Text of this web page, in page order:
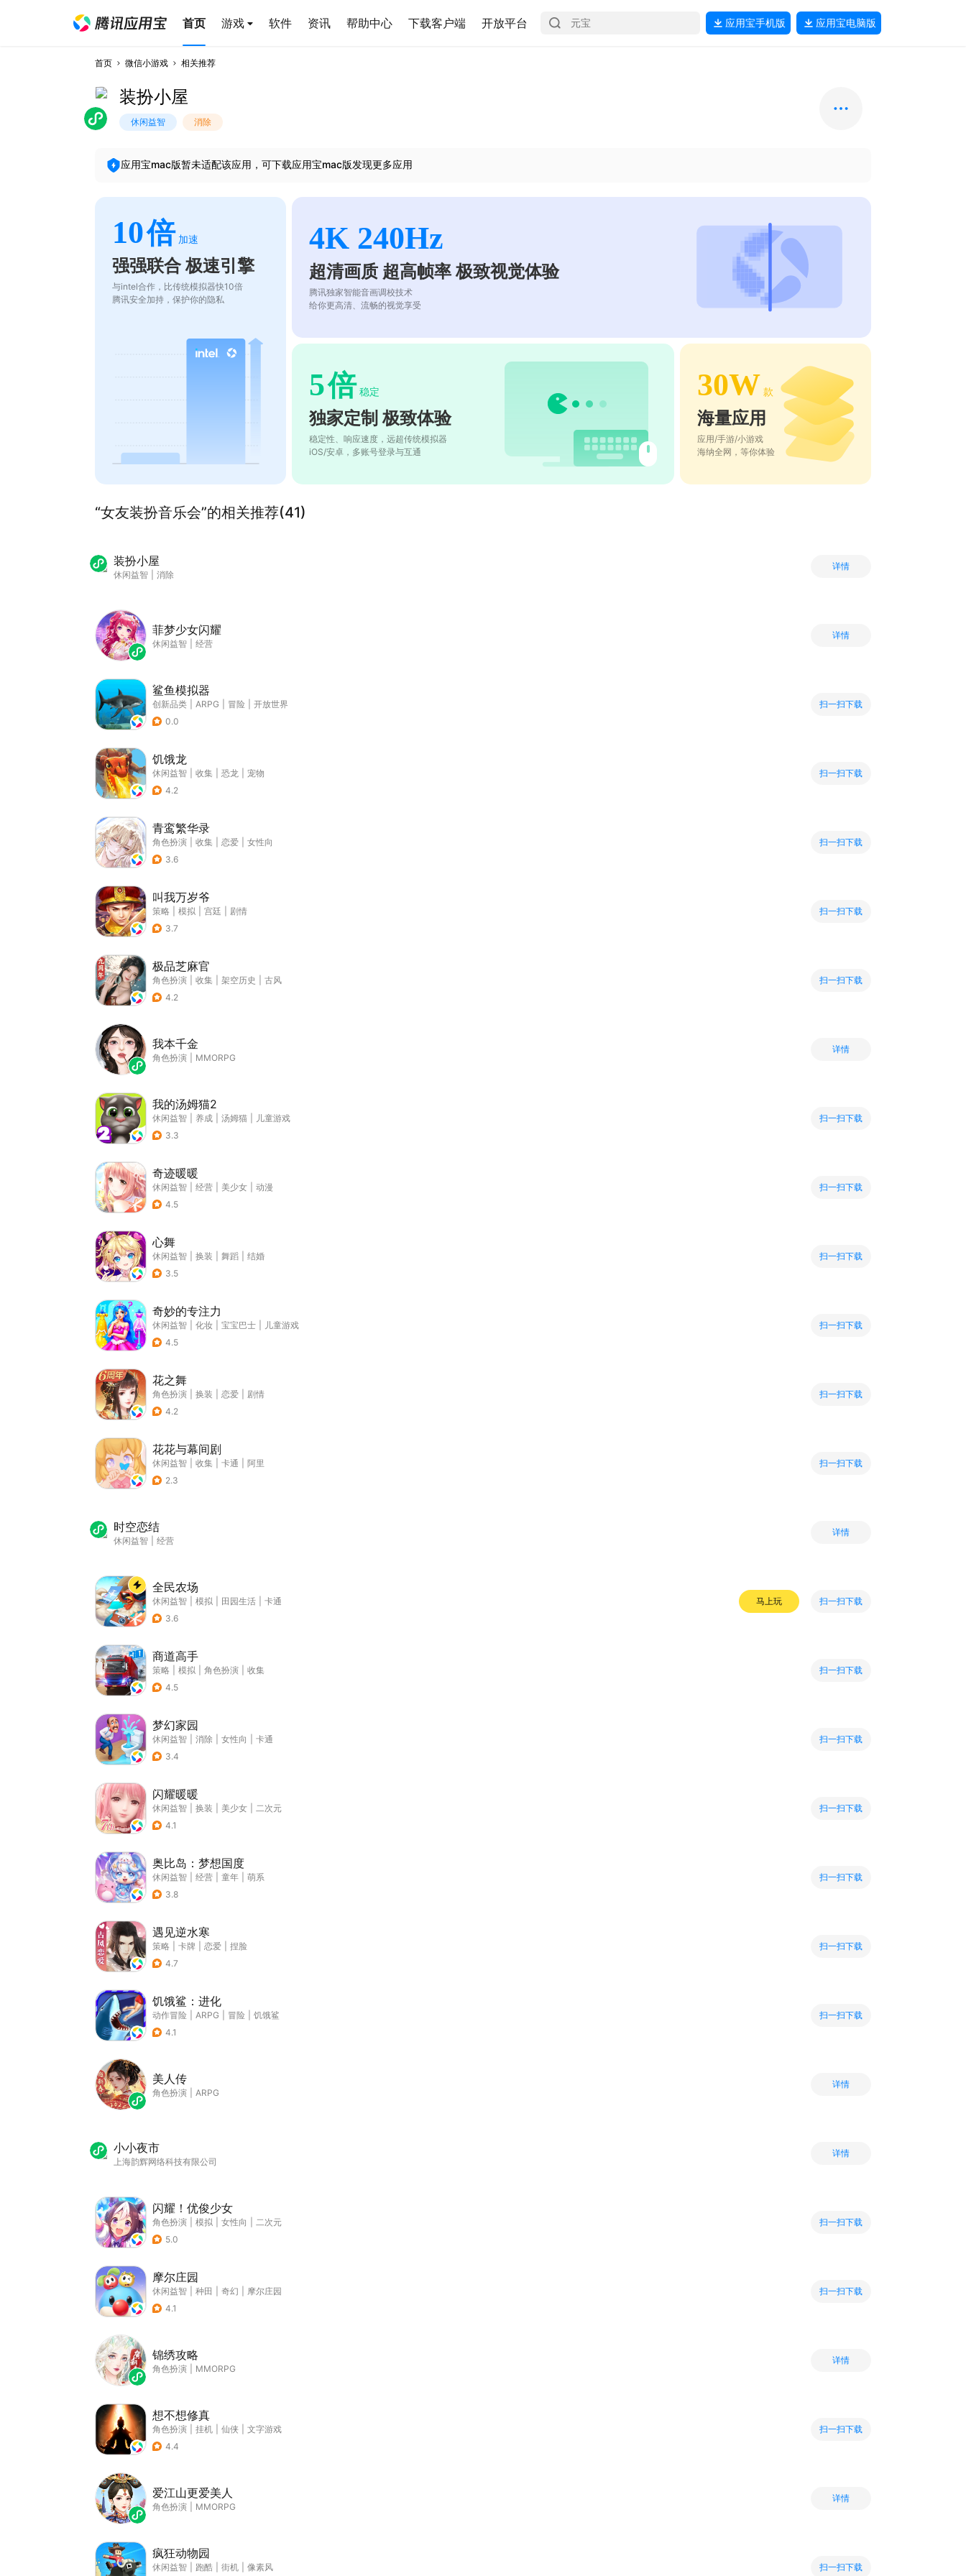
首页 游戏 软件 资讯 帮助中心 下载客户端 开放平台 应用宝手机版 应用宝电脑版
首页 微信小游戏 相关推荐
装扮小屋
休闲益智 消除
应用宝mac版暂未适配该应用，可下载应用宝mac版发现更多应用
10倍 加速
强强联合 极速引擎
与intel合作，比传统模拟器快10倍
腾讯安全加持，保护你的隐私
4K 240Hz
超清画质 超高帧率 极致视觉体验
腾讯独家智能音画调校技术
给你更高清、流畅的视觉享受
5倍 稳定
独家定制 极致体验
稳定性、响应速度，远超传统模拟器
iOS/安卓，多账号登录与互通
30W 款
海量应用
应用/手游/小游戏
海纳全网，等你体验
“女友装扮音乐会”的相关推荐(41)
装扮小屋
休闲益智 消除
详情
菲梦少女闪耀
休闲益智 经营
详情
鲨鱼模拟器
创新品类 ARPG 冒险
开放世界
0.0
扫一扫下载
饥饿龙
休闲益智 收集 恐龙
宠物
4.2
扫一扫下载
青鸾繁华录
角色扮演 收集 恋爱
女性向
3.6
扫一扫下载
叫我万岁爷
策略 模拟 宫廷
剧情
3.7
扫一扫下载
极品芝麻官
角色扮演 收集 架空历史
古风
4.2
扫一扫下载
我本千金
角色扮演 MMORPG
详情
我的汤姆猫2
休闲益智 养成 汤姆猫
儿童游戏
3.3
扫一扫下载
奇迹暖暖
休闲益智 经营 美少女
动漫
4.5
扫一扫下载
心舞
休闲益智 换装 舞蹈
结婚
3.5
扫一扫下载
奇妙的专注力
休闲益智 化妆 宝宝巴士
儿童游戏
4.5
扫一扫下载
花之舞
角色扮演 换装 恋爱
剧情
4.2
扫一扫下载
花花与幕间剧
休闲益智 收集 卡通
阿里
2.3
扫一扫下载
时空恋结
休闲益智 经营
详情
全民农场
休闲益智 模拟 田园生活
卡通
3.6
马上玩 扫一扫下载
商道高手
策略 模拟 角色扮演
收集
4.5
扫一扫下载
梦幻家园
休闲益智 消除 女性向
卡通
3.4
扫一扫下载
闪耀暖暖
休闲益智 换装 美少女
二次元
4.1
扫一扫下载
奥比岛：梦想国度
休闲益智 经营 童年
萌系
3.8
扫一扫下载
遇见逆水寒
策略 卡牌 恋爱
捏脸
4.7
扫一扫下载
饥饿鲨：进化
动作冒险 ARPG 冒险
饥饿鲨
4.1
扫一扫下载
美人传
角色扮演 ARPG
详情
小小夜市
上海韵辉网络科技有限公司
详情
闪耀！优俊少女
角色扮演 模拟 女性向
二次元
5.0
扫一扫下载
摩尔庄园
休闲益智 种田 奇幻
摩尔庄园
4.1
扫一扫下载
锦绣攻略
角色扮演 MMORPG
详情
想不想修真
角色扮演 挂机 仙侠
文字游戏
4.4
扫一扫下载
爱江山更爱美人
角色扮演 MMORPG
详情
疯狂动物园
休闲益智 跑酷 街机 像素风 扫一扫下载